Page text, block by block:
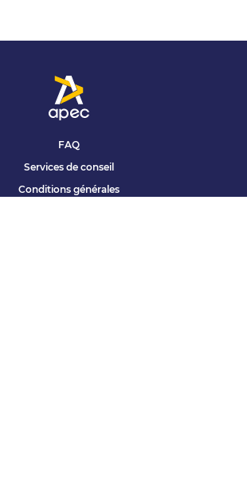
FAQ
Services de conseil
Conditions générales